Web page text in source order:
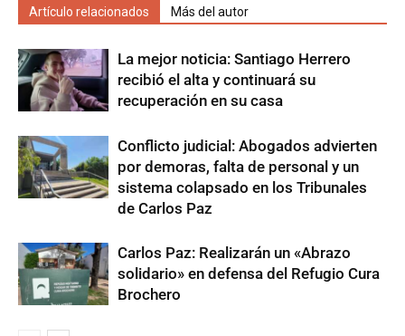
Artículo relacionados Más del autor
La mejor noticia: Santiago Herrero
recibió el alta y continuará su
recuperación en su casa
Conflicto judicial: Abogados advierten
por demoras, falta de personal y un
sistema colapsado en los Tribunales
de Carlos Paz
Carlos Paz: Realizarán un «Abrazo
solidario» en defensa del Refugio Cura
Brochero